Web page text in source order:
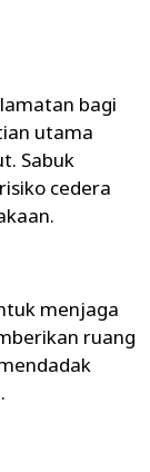
bagi
utama
Sabuk
cedera
menjaga
ruang